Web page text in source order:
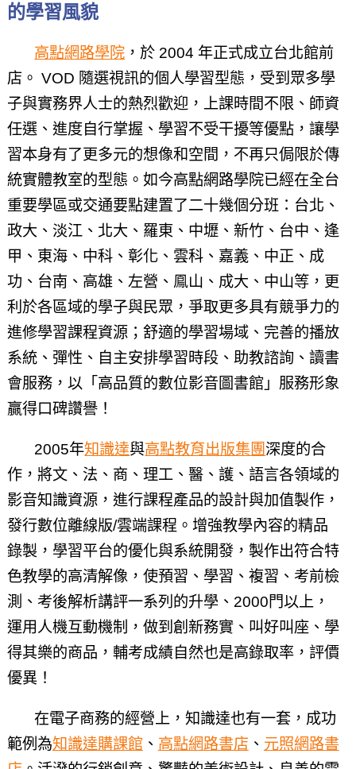
的學習風貌
高點網路學院 ，於 2004 年正式成立台北館前
店。 VOD 隨選視訊的個人學習型態，受到眾多學
子與實務界人士的熱烈歡迎，上課時間不限、師資
任選、進度自行掌握、學習不受干擾等優點，讓學
習本身有了更多元的想像和空間，不再只侷限於傳
統實體教室的型態。如今高點網路學院已經在全台
重要學區或交通要點建置了二十幾個分班：台北、
政大、淡江、北大、羅東、中壢、新竹、台中、逢
甲、東海、中科、彰化、雲科、嘉義、中正、成
功、台南、高雄、左營、鳯山、成大、中山等，更
利於各區域的學子與民眾，爭取更多具有競爭力的
進修學習課程資源；舒適的學習場域、完善的播放
系統、彈性、自主安排學習時段、助教諮詢、讀書
會服務，以「高品質的數位影音圖書館」服務形象
贏得口碑讚譽！
2005年知識達與高點教育出版集團深度的合
作，將文、法、商、理工、醫、護、語言各領域的
影音知識資源，進行課程產品的設計與加值製作，
發行數位離線版/雲端課程。增強教學內容的精品
錄製，學習平台的優化與系統開發，製作出符合特
色教學的高清解像，使預習、學習、複習、考前檢
測、考後解析講評一系列的升學、2000門以上，
運用人機互動機制，做到創新務實、叫好叫座、學
得其樂的商品，輔考成績自然也是高錄取率，評價
優異！
在電子商務的經營上，知識達也有一套，成功
範例為知識達購課館 、 高點網路書店 、 元照網路書